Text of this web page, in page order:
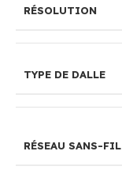
RÉSOLUTION
TYPE DE DALLE
RÉSEAU SANS-FIL